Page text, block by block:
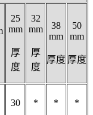
25
mm
厚
度
32
mm
厚
度
38
mm
厚度
50
mm
厚度
30 * * *